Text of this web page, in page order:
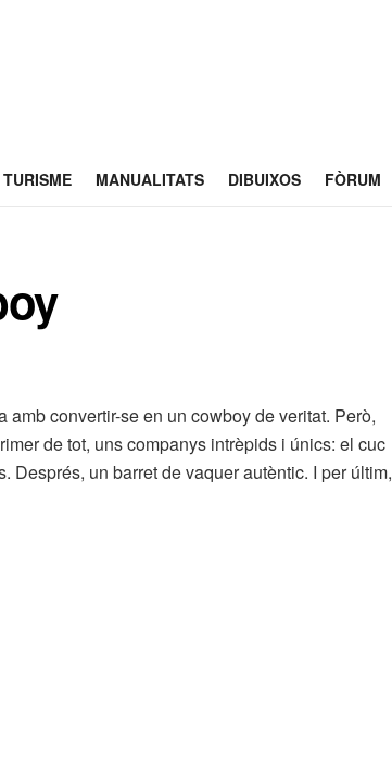
TURISME MANUALITATS DIBUIXOS FÒRUM
convertir-se en un cowboy de veritat. Però,
de tot, uns companys intrèpids i únics: el cuc
un barret de vaquer autèntic. I per últim,